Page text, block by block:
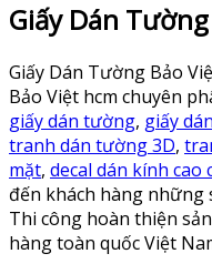
Giấy Dán
Giấy Dán Tường Bảo
Bảo Việt hcm chuyên
giấy dán tường, giấy
tranh dán tường 3D,
mặt, decal dán kính cao
đến khách hàng những
Thi công hoàn thiện
hàng toàn quốc Việt